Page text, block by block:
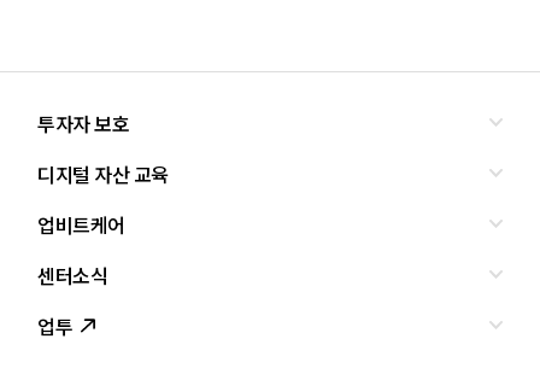
투자자 보호
올바른 투자란?
투자사기 유형과 예방
업비트 보호조치
디지털 자산 교육
교육
조사·연구
업비트케어
서비스안내
서비스신청
센터소식
인사말
업투